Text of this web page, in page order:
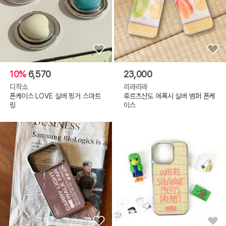
10% 6,570
디작소
폰케이스 LOVE 실버 핑거 스마트
링
23,000
리라리라
후르츠산도 에폭시 실버 범퍼 폰케
이스